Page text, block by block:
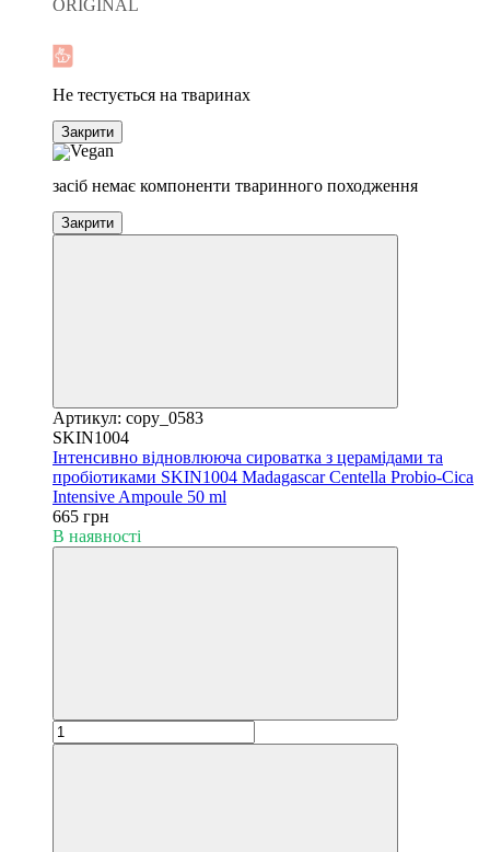
ORIGINAL
Не тестується на тваринах
Закрити
засіб немає компоненти тваринного походження
Закрити
Артикул: copy_0583
SKIN1004
Інтенсивно відновлююча сироватка з церамідами та
пробіотиками SKIN1004 Madagascar Centella Probio-Cica
Intensive Ampoule 50 ml
665 грн
В наявності